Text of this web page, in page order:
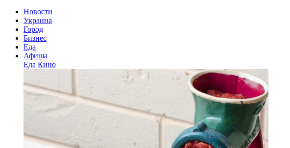
Новости
Украина
Город
Бизнес
Еда
Афиша
Еда Кино